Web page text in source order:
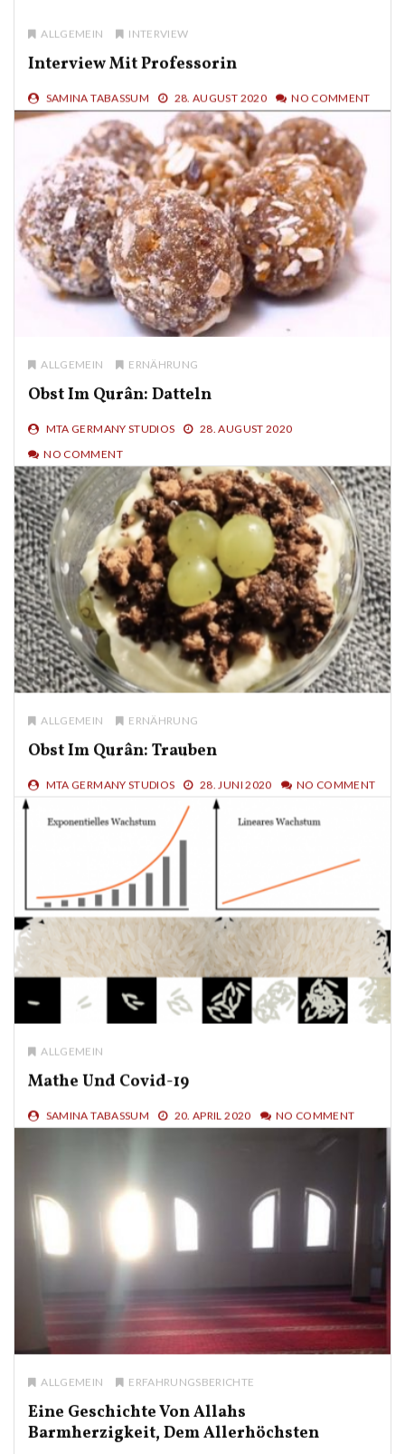
ALLGEMEIN INTERVIEW
Interview Mit Professorin
SAMINA TABASSUM 28. AUGUST 2020 NO COMMENT
ALLGEMEIN
Obst Im Qurân: Datteln
MTA GERMANY STUDIOS
28. AUGUST 2020
NO COMMENT
ERNÄHRUNG
Obst Im Qurân: Trauben
MTA GERMANY STUDIOS 28. JUNI 2020 NO COMMENT
ALLGEMEIN
Mathe Und Covid-19
SAMINA TABASSUM NO COMMENT